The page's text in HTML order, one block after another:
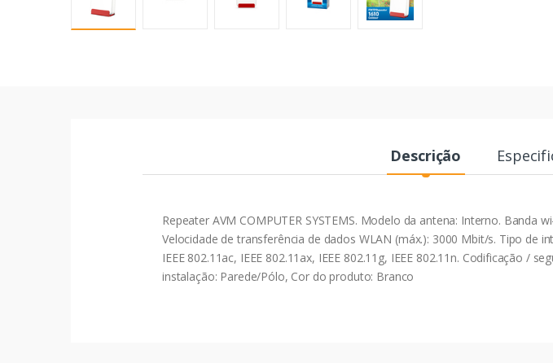
Descrição
Repeater AVM COMPUTER SYSTEMS. Modelo da antena: Interno. Banda
Velocidade de transferência de dados WLAN (máx.): 3000 Mbit/s. Tipo de
IEEE 802.11ac, IEEE 802.11ax, IEEE 802.11g, IEEE 802.11n. Codificação /
instalação: Parede/Pólo, Cor do produto: Branco